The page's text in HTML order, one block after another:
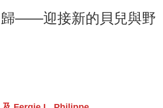
歸——迎接新的貝兒與野